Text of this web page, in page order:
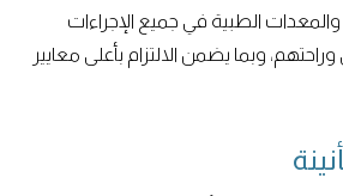
الطبية في جميع الإجراءات
وبما يضمن الالتزام بأعلى معايير